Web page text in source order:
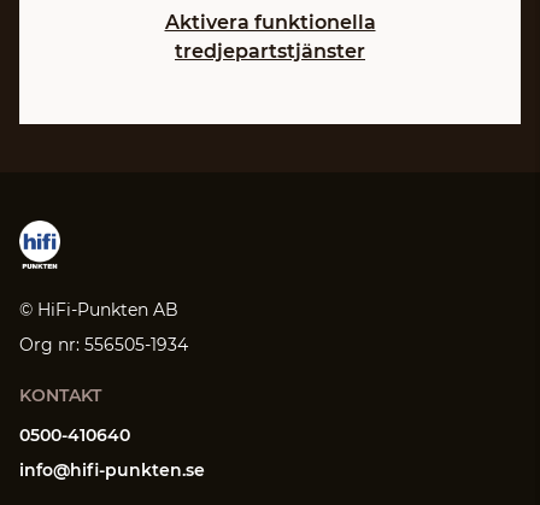
Aktivera funktionella
tredjepartstjänster
© HiFi-Punkten AB
Org nr: 556505-1934
KONTAKT
0500-410640
info@hifi-punkten.se